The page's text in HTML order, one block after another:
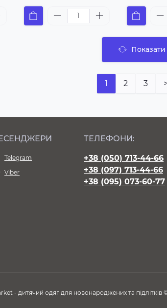
1 2 3 >
Telegram
Viber
ТЕЛЕФОНИ:
+38 (050) 713-44-66
+38 (097) 713-44-66
+38 (095) 073-60-77
- дитячий одяг для новонароджених та підлітків